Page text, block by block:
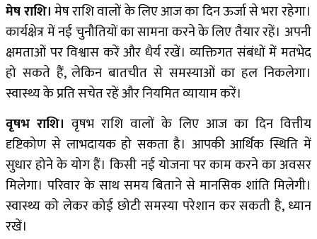
मेष राशि।मेष राशि वालों के लिए आज का दिन ऊर्जा से भरा रहेगा।
कार्यक्षेत्र में नई चुनौतियों का सामना करने के लिए तैयार रहें। अपनी
क्षमताओं पर विश्वास करें और धैर्य रखें। व्यक्तिगत संबंधों में मतभेद
हो सकते हैं, लेकिन बातचीत से समस्याओं का हल निकलेगा।
स्वास्थ्य के प्रति सचेत रहें और नियमित व्यायाम करें।
वृषभ राशि। वृषभ राशि वालों के लिए आज का दिन वित्तीय
दृष्टिकोण से लाभदायक हो सकता है। आपकी आर्थिक स्थिति में
सुधार होने के योग हैं। किसी नई योजना पर काम करने का अवसर
मिलेगा। परिवार के साथ समय बिताने से मानसिक शांति मिलेगी।
स्वास्थ्य को लेकर कोई छोटी समस्या परेशान कर सकती है, ध्यान
रखें।